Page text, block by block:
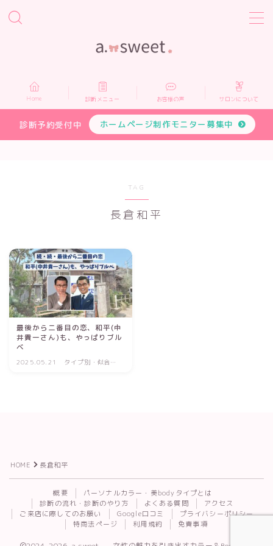
Home
診断メニュー
お申し込み
Home 診断メニュー お客様の声 サロンについて
診断予約受付中 ホームページ制作モニター募集中
TAG
長倉和平
最後から二番目の恋、和平(中
井貴一さん)も、やっぱりブル
ベ
2025.05.21
タイプ別・似合う
HOME 長倉和平
概要
パーソナルカラー・美bodyタイプとは
診断の流れ・診断のやり方
よくある質問
アクセス
ご来店に際してのお願い
Google口コミ
プライバシーポリシー
特商法ページ
利用規約 免責事項